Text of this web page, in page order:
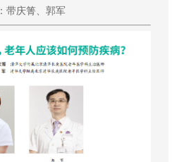
带庆箐、郭军